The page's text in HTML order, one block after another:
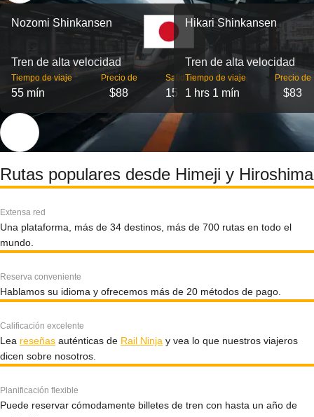
Nozomi Shinkansen
Tren de alta velocidad
Tiempo de viaje
55 mín
Precio de
$88
Salidas
15
Hikari Shinkansen
Tren de alta velocidad
Tiempo de viaje
1 hrs 1 mín
Precio de
$83
Rutas populares desde Himeji y Hiroshima
Extensa red
Una plataforma, más de 34 destinos, más de 700 rutas en todo el
mundo.
Reserva conveniente
Hablamos su idioma y ofrecemos más de 20 métodos de pago.
Calificación excelente
Lea reseñas auténticas de Rail Ninja y vea lo que nuestros viajeros
dicen sobre nosotros.
Planificación flexible
Puede reservar cómodamente billetes de tren con hasta un año de